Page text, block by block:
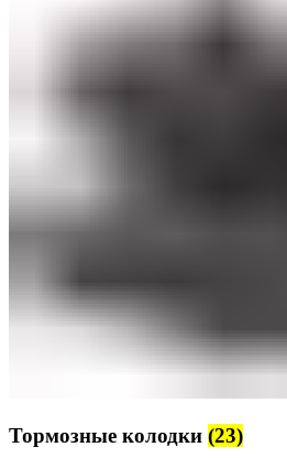
Тормозные колодки (23)